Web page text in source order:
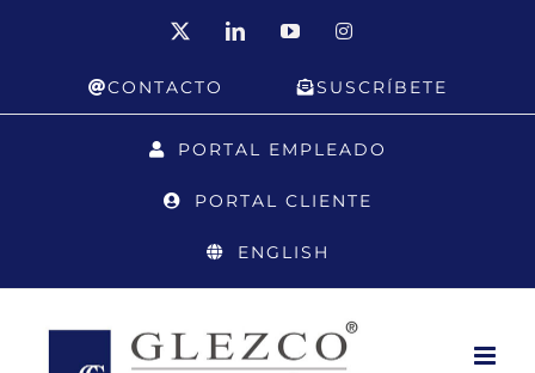
LinkedInYouTubeInstagram
CONTACTO SUSCRÍBETE
PORTAL EMPLEADO
PORTAL CLIENTE
ENGLISH